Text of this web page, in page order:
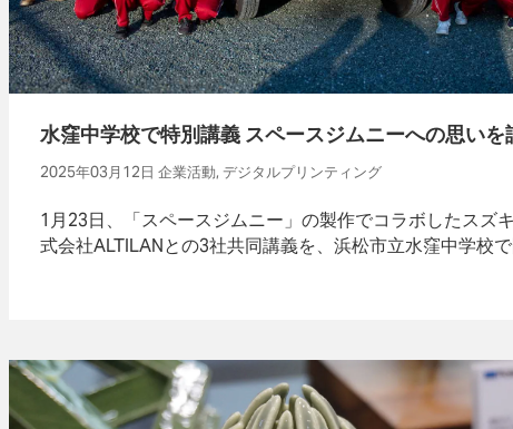
水窪中学校で特別講義 スペースジムニーへの思いを
2025年03月12日 企業活動, デジタルプリンティング
1月23日、「スペースジムニー」の製作でコラボしたスズ
式会社ALTILANとの3社共同講義を、浜松市立水窪中学校で